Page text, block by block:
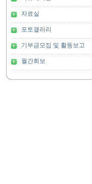
자료실
포토갤러리
기부금모집 및 활동보고
월간회보